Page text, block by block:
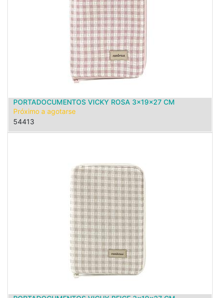
PORTADOCUMENTOS VICKY ROSA 3x19x27 CM
Próximo a agotarse
54413